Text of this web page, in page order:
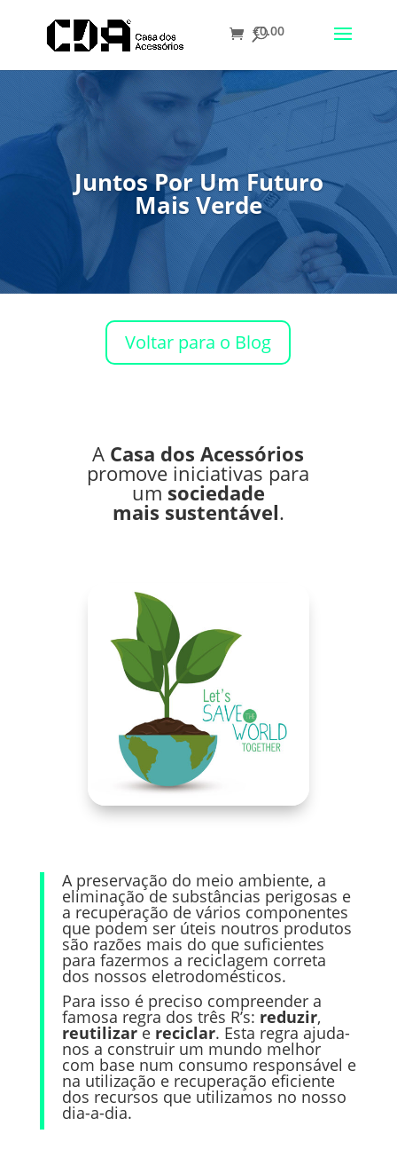
Translate
€0.00
Juntos Por Um Futuro
Mais Verde
Voltar para o Blog
A Casa dos Acessórios
promove iniciativas para
um sociedade
mais sustentável.
A preservação do meio ambiente, a
eliminação de substâncias perigosas e
a recuperação de vários componentes
que podem ser úteis noutros produtos
são razões mais do que suficientes
para fazermos a reciclagem correta
dos nossos eletrodomésticos.
Para isso é preciso compreender a
famosa regra dos três R’s: reduzir,
reutilizare reciclar. Esta regra ajuda-
nos a construir um mundo melhor
com base num consumo responsável e
na utilização e recuperação eficiente
dos recursos que utilizamos no nosso
dia-a-dia.